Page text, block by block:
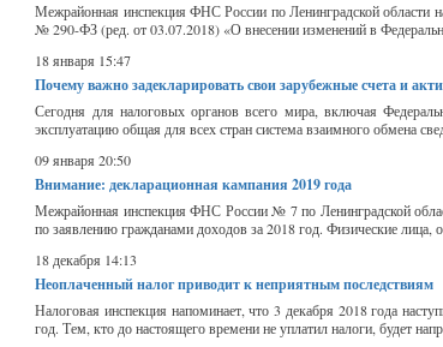
Межрайонная инспекция ФНС России по Ленинградской области
№ 290-ФЗ (ред. от 03.07.2018) «О внесении изменений в
18 января 15:47
Почему важно задекларировать свои зарубежные счета и
Сегодня для налоговых органов всего мира, включая
эксплуатацию общая для всех стран система взаимного обмена
09 января 20:50
Внимание: декларационная кампания 2019 года
Межрайонная инспекция ФНС России № 7 по Ленинградской
по заявлению гражданами доходов за 2018 год. Физические лица,
18 декабря 14:13
Неоплаченный налог приводит к неприятным последствиям
Налоговая инспекция напоминает, что 3 декабря 2018 года
год. Тем, кто до настоящего времени не уплатил налоги, будет